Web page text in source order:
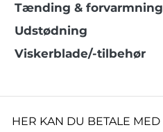
Tænding & forvarmning
Udstødning
Viskerblade/-tilbehør
HER KAN DU BETALE MED